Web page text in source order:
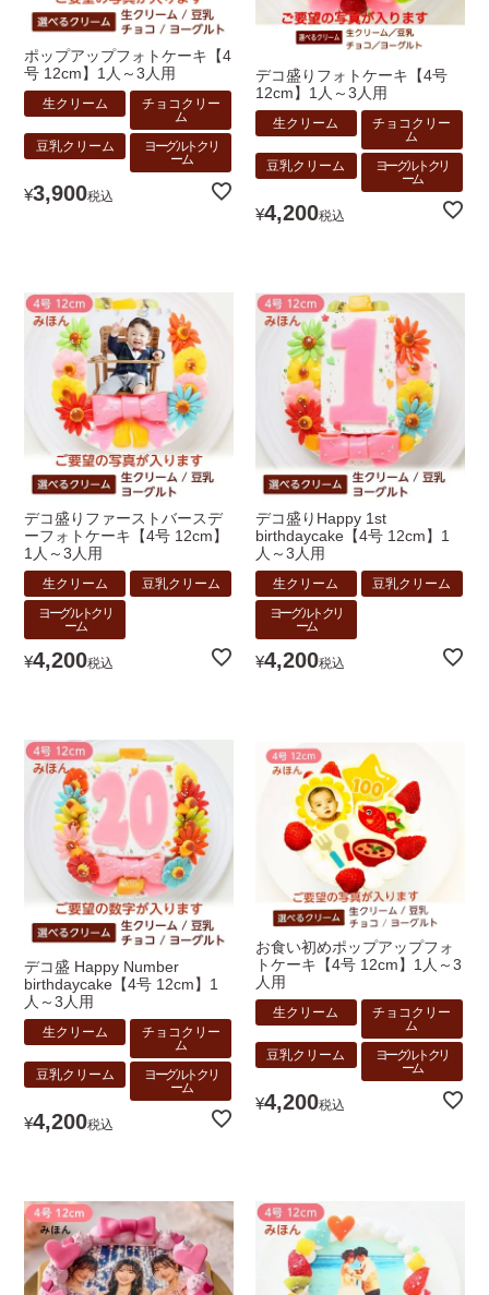
ポップアップフォトケーキ【4
号 12cm】1人～3人用
生クリーム
チョコクリー
ム
豆乳クリーム
ヨーグルトクリ
ーム
¥3,900税込
デコ盛りフォトケーキ【4号
12cm】1人～3人用
生クリーム
チョコクリー
ム
豆乳クリーム
ヨーグルトクリ
ーム
¥4,200税込
デコ盛りファーストバースデ
ーフォトケーキ【4号 12cm】
1人～3人用
生クリーム
豆乳クリーム
ヨーグルトクリ
ーム
¥4,200税込
デコ盛りHappy 1st
birthdaycake【4号 12cm】1
人～3人用
生クリーム
豆乳クリーム
ヨーグルトクリ
ーム
¥4,200税込
デコ盛 Happy Number
birthdaycake【4号 12cm】1
人～3人用
生クリーム
チョコクリー
ム
豆乳クリーム
ヨーグルトクリ
ーム
¥4,200税込
お食い初めポップアップフォ
トケーキ【4号 12cm】1人～3
人用
生クリーム
チョコクリー
ム
豆乳クリーム
ヨーグルトクリ
ーム
¥4,200税込